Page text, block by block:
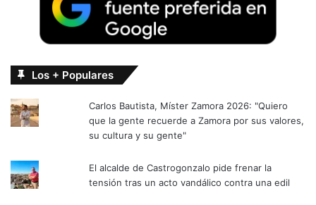
Los + Populares
Carlos Bautista, Míster Zamora 2026: "Quiero
que la gente recuerde a Zamora por sus valores,
su cultura y su gente"
El alcalde de Castrogonzalo pide frenar la
tensión tras un acto vandálico contra una edil